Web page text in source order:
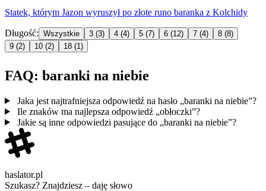
Statek, którym Jazon wyruszył po złote runo baranka z Kolchidy
Długość: Wszystkie 3 (3) 4 (4) 5 (7) 6 (12) 7 (4) 8 (8)
9 (2) 10 (2) 18 (1)
FAQ: baranki na niebie
Jaka jest najtrafniejsza odpowiedź na hasło „baranki na niebie”?
Ile znaków ma najlepsza odpowiedź „obłoczki”?
Jakie są inne odpowiedzi pasujące do „baranki na niebie”?
haslator.pl
Szukasz? Znajdziesz – daję słowo